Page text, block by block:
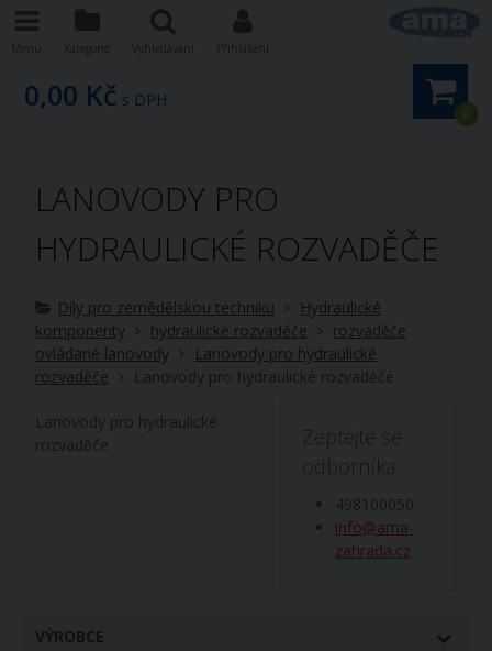
0
0,00 Kč s DPH
LANOVODY PRO
HYDRAULICKÉ ROZVADĚČE
Díly pro zemědělskou techniku
Hydraulické
komponenty
hydraulické rozvaděče
rozvaděče
ovládané lanovody
Lanovody pro hydraulické
rozvaděče
Lanovody pro hydraulické rozvaděče
Zeptejte se
odborníka
498100050
info@ama-
zahrada.cz
Lanovody pro hydraulické
rozvaděče
VÝROBCE
Menu Kategorie Vyhledávání Přihlášení